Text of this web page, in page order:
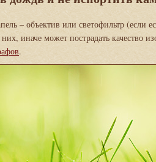
– объектив или светофильтр (если
иначе может пострадать качество
.